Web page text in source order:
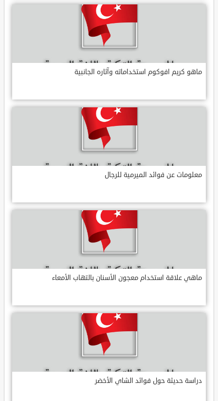
ماهو كريم افوكوم استخداماته وآثاره الجانبية
معلومات عن فوائد الميرمية للرجال
ماهي علاقة استخدام معجون الأسنان بالتهاب الأمعاء
دراسة حديثة حول فوائد الشاي الأخضر